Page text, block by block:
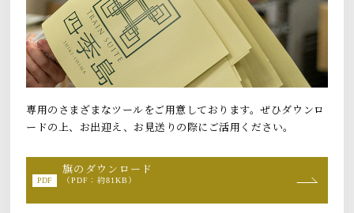
専用のさまざまなツールをご用意しております。ぜひダウンロ
ードの上、お出迎え、お見送りの際にご活用ください。
旗のダウンロード
（PDF：約81KB）